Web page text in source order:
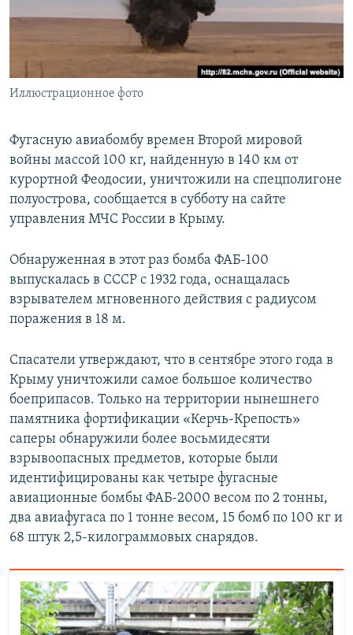
ПОБЕДИТЕЛЕЙ НЕ СУДЯТ?
КРЫМ.НЕПОКОРЕННЫЙ
УКРАИНСКАЯ ПРОБЛЕМА КРЫМА
Иллюстрационное фото
Фугасную авиабомбу времен Второй мировой
войны массой 100 кг, найденную в 140 км от
курортной Феодосии, уничтожили на спецполигоне
полуострова, сообщается в субботу на сайте
управления МЧС России в Крыму.
Обнаруженная в этот раз бомба ФАБ-100
выпускалась в СССР с 1932 года, оснащалась
взрывателем мгновенного действия с радиусом
поражения в 18 м.
Спасатели утверждают, что в сентябре этого года в
Крыму уничтожили самое большое количество
боеприпасов. Только на территории нынешнего
памятника фортификации «Керчь-Крепость»
саперы обнаружили более восьмидесяти
взрывоопасных предметов, которые были
идентифицированы как четыре фугасные
авиационные бомбы ФАБ-2000 весом по 2 тонны,
два авиафугаса по 1 тонне весом, 15 бомб по 100 кг и
68 штук 2,5-килограммовых снарядов.